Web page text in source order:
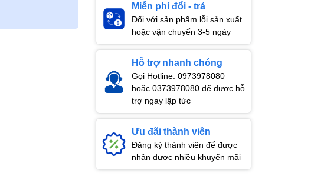
Miễn phí đổi - trả
Đối với sản phẩm lỗi sản xuất
hoặc vận chuyển 3-5 ngày
Hỗ trợ nhanh chóng
Gọi Hotline: 0973978080
hoặc 0373978080 để được hỗ
trợ ngay lập tức
Ưu đãi thành viên
Đăng ký thành viên để được
nhận được nhiều khuyến mãi